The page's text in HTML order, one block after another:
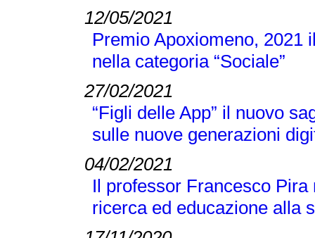
12/05/2021
Premio Apoxiomeno, 2021
nella categoria “Sociale”
27/02/2021
“Figli delle App” il nuovo
sulle nuove generazioni
04/02/2021
Il professor Francesco
ricerca ed educazione alla